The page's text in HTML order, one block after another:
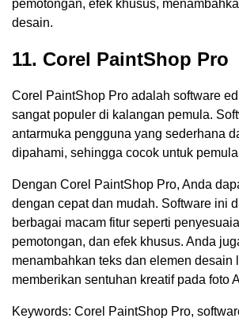
pemotongan, efek khusus,
desain.
11. Corel PaintShop Pro
Corel PaintShop Pro adalah software
sangat populer di kalangan pemula.
antarmuka pengguna yang sederhana
dipahami, sehingga cocok untuk
Dengan Corel PaintShop Pro, Anda
dengan cepat dan mudah. Software ini
berbagai macam fitur seperti
pemotongan, dan efek khusus. Anda
menambahkan teks dan elemen desain
memberikan sentuhan kreatif pada foto
Keywords: Corel PaintShop Pro,